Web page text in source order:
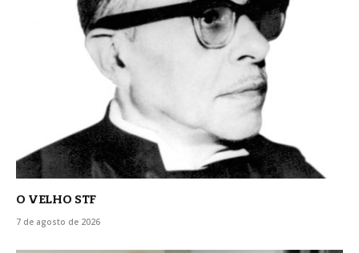
O VELHO STF
7 de agosto de 2026